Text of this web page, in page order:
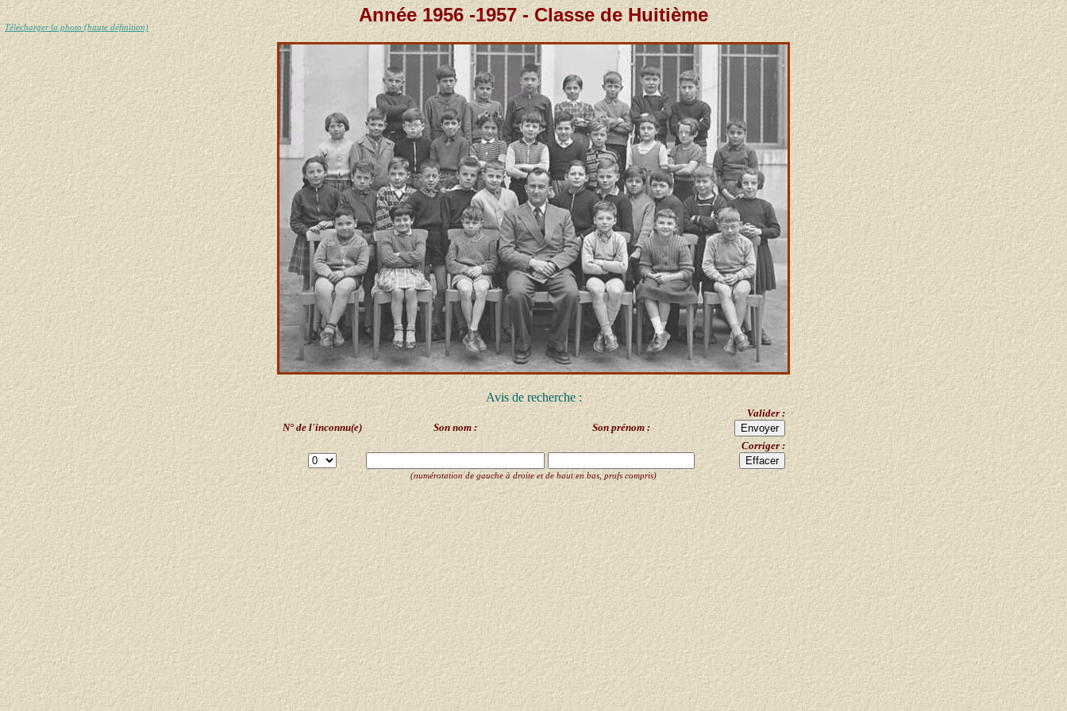
Télécharger la photo (haute définition)
Année 1956 -1957 - Classe de Huitième
Avis de recherche :
N° de l'inconnu(e) Son nom : Son prénom :
Valider :
Corriger :
(numérotation de gauche à droite et de haut en bas, profs compris)